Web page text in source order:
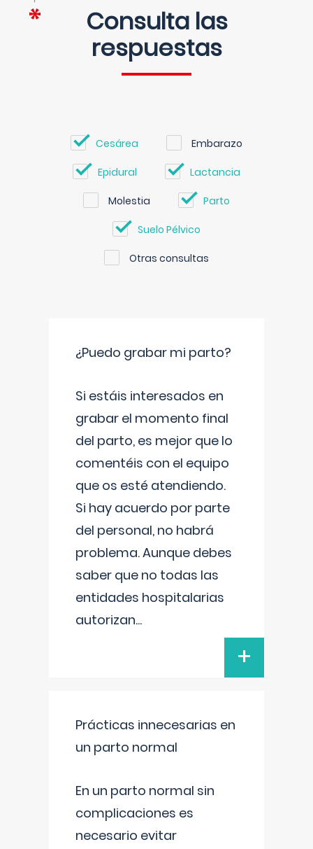
Consulta las
respuestas
Cesárea Embarazo
Epidural Lactancia
Molestia Parto
Suelo Pélvico
Otras consultas
¿Puedo grabar mi parto?
Si estáis interesados en
grabar el momento final
del parto, es mejor que lo
comentéis con el equipo
que os esté atendiendo.
Si hay acuerdo por parte
del personal, no habrá
problema. Aunque debes
saber que no todas las
entidades hospitalarias
autorizan...
+
Prácticas innecesarias en
un parto normal
En un parto normal sin
complicaciones es
necesario evitar